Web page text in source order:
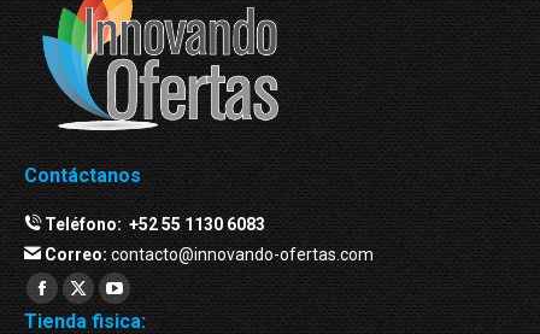
Contáctanos
Teléfono:+52 55 1130 6083
Correo:contacto@innovando-ofertas.com
Facebook
TwitterYouTube
Tienda fisica: